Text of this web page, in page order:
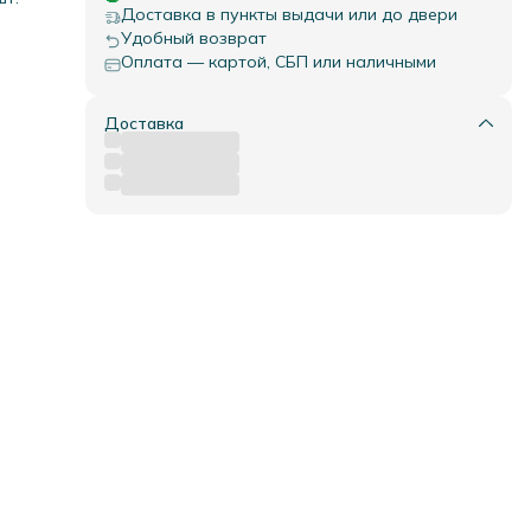
Доставка в пункты выдачи или до двери
Удобный возврат
Оплата — картой, СБП или наличными
Доставка